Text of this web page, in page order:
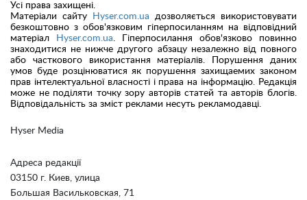
Hyser Media
Адреса редакції
03150 г. Киев, улица
Большая Васильковская, 71
Усі права захищені.
Матеріали сайту
Hyser.com.ua дозволяється використовувати
безкоштовно з обов'язковим гіперпосиланням на відповідний
матеріал
Hyser.com.ua. Гіперпосилання обов'язково повинно
знаходитися не нижче другого абзацу незалежно від повного
або часткового використання матеріалів. Порушення даних
умов буде розцінюватися як порушення захищаемих законом
прав інтелектуальної власності і права на інформацію. Редакція
може не поділяти точку зору авторів статей та авторів блогів.
Відповідальність за зміст реклами несуть рекламодавці.